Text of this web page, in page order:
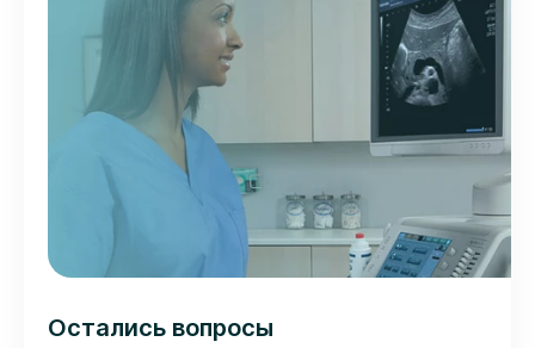
Остались вопросы